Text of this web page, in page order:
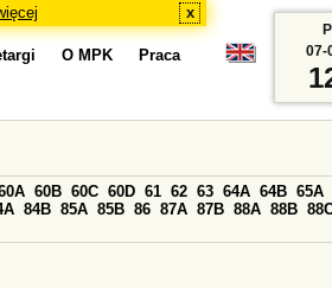
x
O MPK Praca
60B 60C 60D 61 62 63 64A 64B 65A
84B 85A 85B 86 87A 87B 88A 88B
07-